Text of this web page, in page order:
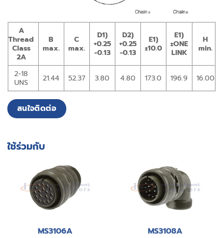
A
Thread
Class
2A
B
max.
C
max.
D1)
+0.25
-0.13
D2)
+0.25
-0.13
E1)
±10.0
E1)
±ONE
LINK
H
min.
2-18
UNS
21.44 52.37 3.80 4.80 173.0 196.9 16.00
สนใจติดต่อ
ใช้ร่วมกับ
MS3106A MS3108A